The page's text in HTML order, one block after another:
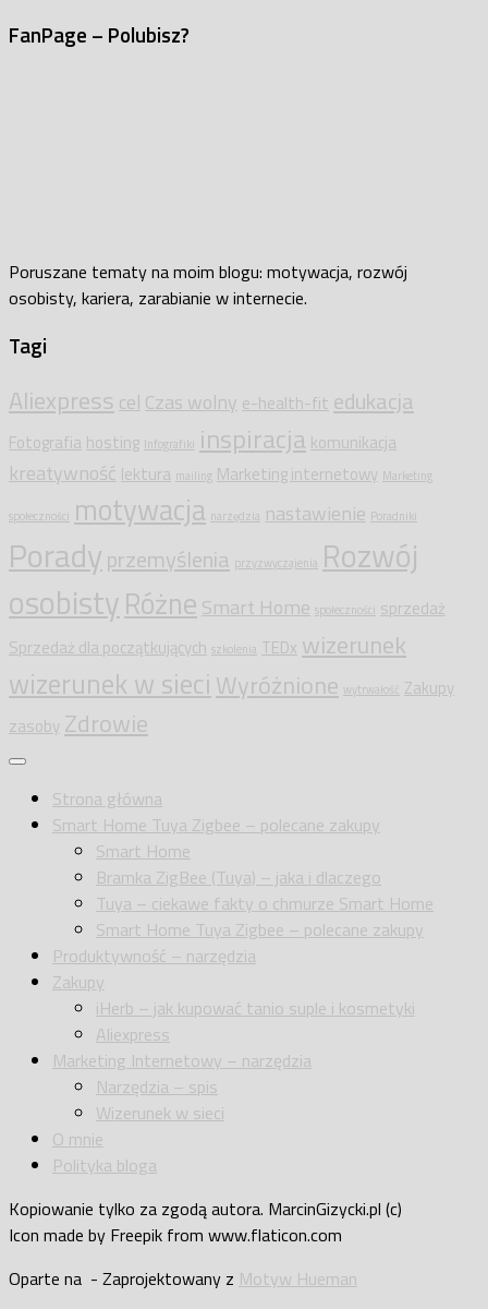
FanPage – Polubisz?
Poruszane tematy na moim blogu: motywacja, rozwój
osobisty, kariera, zarabianie w internecie.
Tagi
Aliexpress cel Czas wolny e-health-fit edukacja
Fotografia hosting Infografiki inspiracja komunikacja
kreatywność lektura mailing Marketing internetowy Marketing
społeczności motywacja narzędzia nastawienie Poradniki
Poradyprzemyślenia przyzwyczajenia Rozwój
osobistyRóżne Smart Home społeczności sprzedaż
Sprzedaż dla początkujących szkolenia TEDx wizerunek
wizerunek w sieci Wyróżnione wytrwałość Zakupy
zasoby Zdrowie
Strona główna
Smart Home Tuya Zigbee – polecane zakupy
Smart Home
Bramka ZigBee (Tuya) – jaka i dlaczego
Tuya – ciekawe fakty o chmurze Smart Home
Smart Home Tuya Zigbee – polecane zakupy
Produktywność – narzędzia
Zakupy
iHerb – jak kupować tanio suple i kosmetyki
Aliexpress
Marketing Internetowy – narzędzia
Narzędzia – spis
Wizerunek w sieci
O mnie
Polityka bloga
Kopiowanie tylko za zgodą autora. MarcinGizycki.pl (c)
Icon made by Freepik from www.flaticon.com
Oparte na - Zaprojektowany z Motyw Hueman